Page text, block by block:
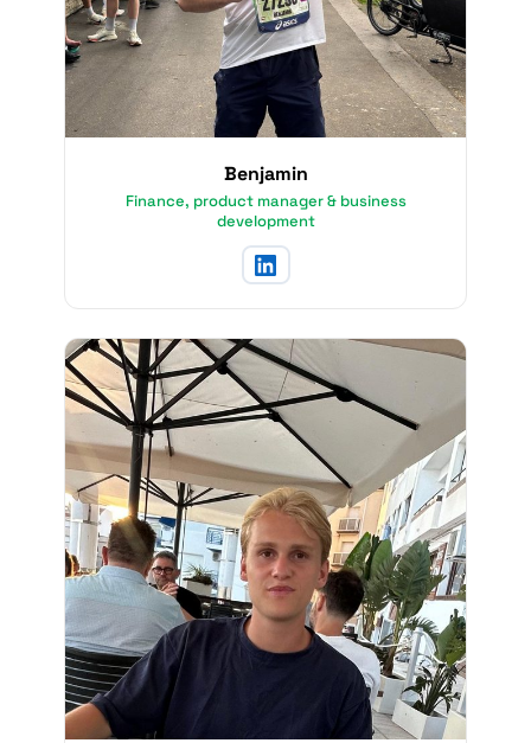
Benjamin
Finance, product manager & business
development